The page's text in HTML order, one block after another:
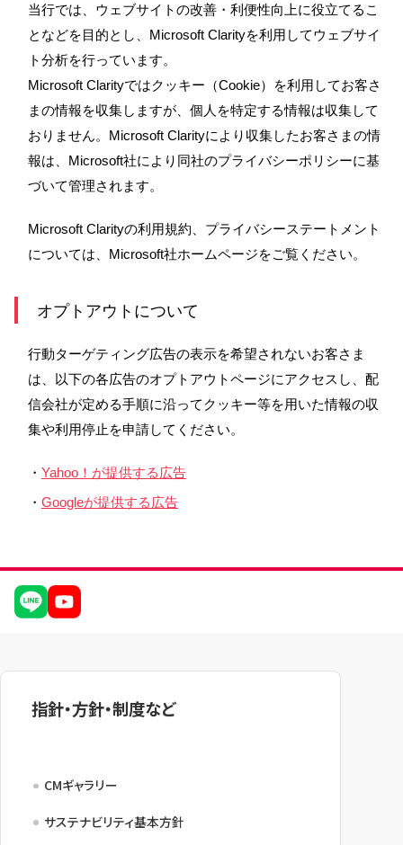
当行では、ウェブサイトの改善・利便性向上に役立てるこ
となどを目的とし、Microsoft Clarityを利用してウェブサイ
ト分析を行っています。
Microsoft Clarityではクッキー（Cookie）を利用してお客さ
まの情報を収集しますが、個人を特定する情報は収集して
おりません。Microsoft Clarityにより収集したお客さまの情
報は、Microsoft社により同社のプライバシーポリシーに基
づいて管理されます。
Microsoft Clarityの利用規約、プライバシーステートメント
については、Microsoft社ホームページをご覧ください。
オプトアウトについて
行動ターゲティング広告の表示を希望されないお客さま
は、以下の各広告のオプトアウトページにアクセスし、配
信会社が定める手順に沿ってクッキー等を用いた情報の収
集や利用停止を申請してください。
・ Yahoo！が提供する広告
・ Googleが提供する広告
指針・方針・制度など
CMギャラリー
サステナビリティ基本方針